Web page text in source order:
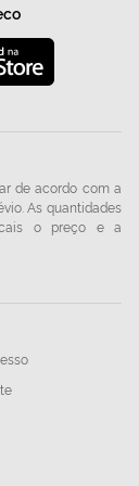
de acordo com a
As quantidades
o preço e a